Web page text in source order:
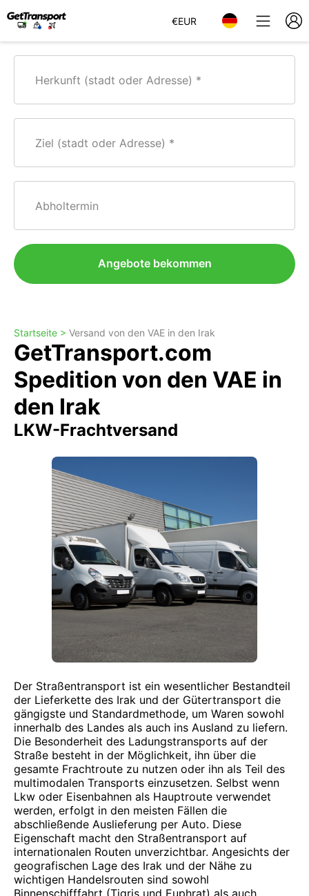
€EUR
Herkunft (stadt oder Adresse)
Ziel (stadt oder Adresse)
Abholtermin
Angebote bekommen
Startseite > Versand von den VAE in den Irak
GetTransport.com
Spedition von den VAE in
den Irak
LKW-Frachtversand
Der Straßentransport ist ein wesentlicher Bestandteil
der Lieferkette des Irak und der Gütertransport die
gängigste und Standardmethode, um Waren sowohl
innerhalb des Landes als auch ins Ausland zu liefern.
Die Besonderheit des Ladungstransports auf der
Straße besteht in der Möglichkeit, ihn über die
gesamte Frachtroute zu nutzen oder ihn als Teil des
multimodalen Transports einzusetzen. Selbst wenn
Lkw oder Eisenbahnen als Hauptroute verwendet
werden, erfolgt in den meisten Fällen die
abschließende Auslieferung per Auto. Diese
Eigenschaft macht den Straßentransport auf
internationalen Routen unverzichtbar. Angesichts der
geografischen Lage des Irak und der Nähe zu
wichtigen Handelsrouten sind sowohl
Binnenschifffahrt (Tigris und Euphrat) als auch